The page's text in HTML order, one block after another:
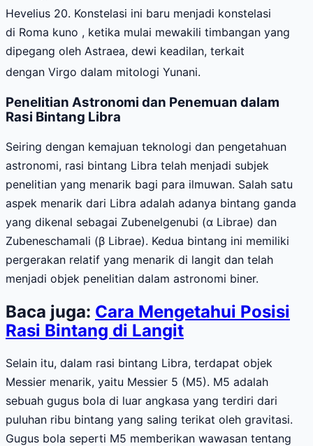
Hevelius 20. Konstelasi ini baru menjadi konstelasi
di Roma kuno , ketika mulai mewakili timbangan yang
dipegang oleh Astraea, dewi keadilan, terkait
dengan Virgo dalam mitologi Yunani.
Penelitian Astronomi dan Penemuan dalam
Rasi Bintang Libra
Seiring dengan kemajuan teknologi dan pengetahuan
astronomi, rasi bintang Libra telah menjadi subjek
penelitian yang menarik bagi para ilmuwan. Salah satu
aspek menarik dari Libra adalah adanya bintang ganda
yang dikenal sebagai Zubenelgenubi (α Librae) dan
Zubeneschamali (β Librae). Kedua bintang ini memiliki
pergerakan relatif yang menarik di langit dan telah
menjadi objek penelitian dalam astronomi biner.
Baca juga: Cara Mengetahui Posisi
Rasi Bintang di Langit
Selain itu, dalam rasi bintang Libra, terdapat objek
Messier menarik, yaitu Messier 5 (M5). M5 adalah
sebuah gugus bola di luar angkasa yang terdiri dari
puluhan ribu bintang yang saling terikat oleh gravitasi.
Gugus bola seperti M5 memberikan wawasan tentang